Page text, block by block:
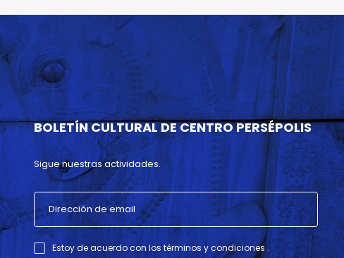
BOLETÍN CULTURAL DE CENTRO PERSÉPOLIS
Sigue nuestras actividades.
Estoy de acuerdo con los términos y condiciones .